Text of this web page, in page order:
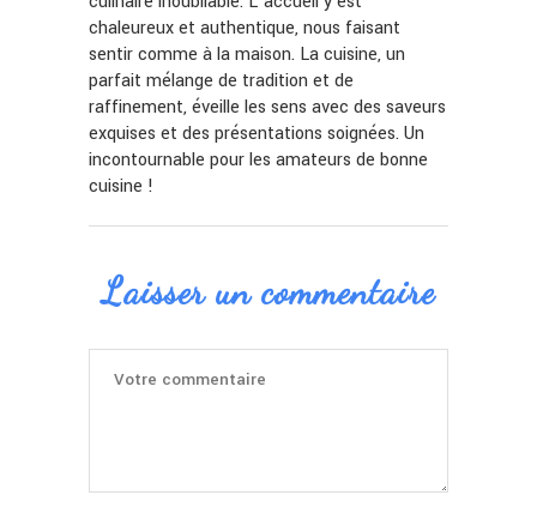
chaleureux et authentique, nous faisant
sentir comme à la maison. La cuisine, un
parfait mélange de tradition et de
raffinement, éveille les sens avec des saveurs
exquises et des présentations soignées. Un
incontournable pour les amateurs de bonne
cuisine !
Laisser un commentaire